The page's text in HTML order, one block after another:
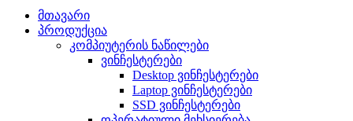
მთავარი
პროდუქცია
კომპიუტერის ნაწილები
ვინჩესტერები
Desktop ვინჩესტერები
Laptop ვინჩესტერები
SSD ვინჩესტერები